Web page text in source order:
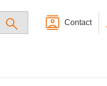
Contact